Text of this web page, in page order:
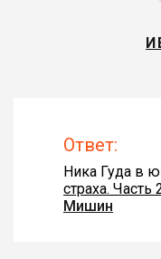
Ответ:
Ника Гуда в
страха. Часть
Мишин